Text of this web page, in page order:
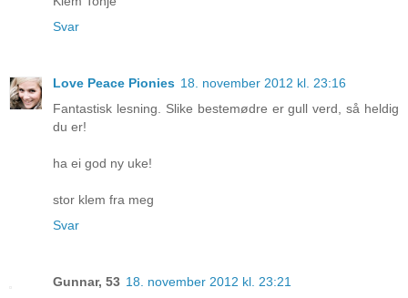
Svar
Love Peace Pionies 18. november 2012 kl. 23:16
Fantastisk lesning. Slike bestemødre er gull verd, så heldig
du er!
ha ei god ny uke!
stor klem fra meg
Svar
Gunnar, 53 18. november 2012 kl. 23:21